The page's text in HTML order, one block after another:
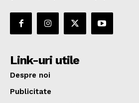
Link-uri utile
Despre noi
Publicitate